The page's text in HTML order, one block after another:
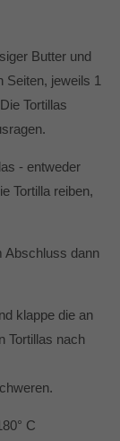
Butter und
Seiten, jeweils 1
Tortillas
- entweder
Tortilla reiben,
Abschluss dann
klappe die an
Tortillas nach
C